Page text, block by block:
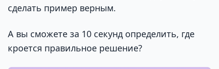
сделать пример верным.
А вы сможете за 10 секунд определить, где
кроется правильное решение?